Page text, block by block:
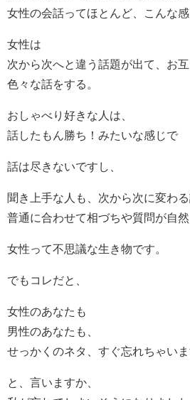
女性の会話ってほとんど、こんな感
女性は
次から次へと違う話題が出て、お
色々な話をする。
おしゃべり好きな人は、
話したもん勝ち！みたいな感じで
話は尽きないですし、
聞き上手な人も、次から次に変わ
普通に合わせて相づちや質問が自然
女性って不思議な生き物です。
でもコレだと、
女性のあなたも
男性のあなたも、
せっかくのネタ、すぐ忘れちゃい
と、言いますか、